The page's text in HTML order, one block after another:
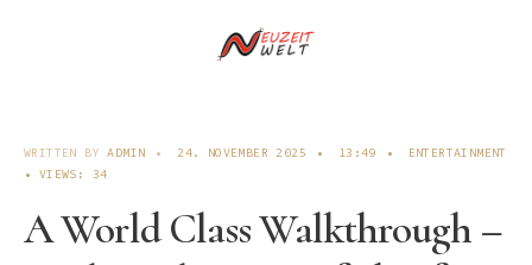
WRITTEN BYADMIN • 24. NOVEMBER 2025 • 13:49 •
ENTERTAINMENT
• VIEWS: 34
A World Class Walkthrough –